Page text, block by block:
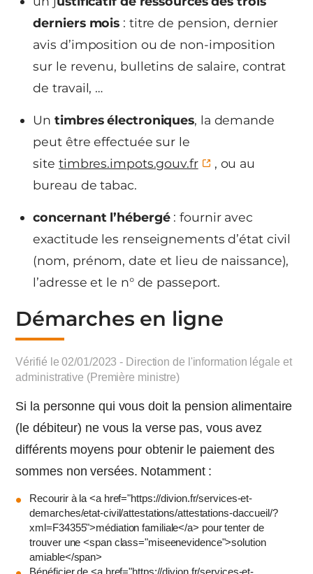
derniers mois : titre de pension, dernier
avis d’imposition ou de non-imposition
sur le revenu, bulletins de salaire, contrat
de travail, …
Untimbres électroniques, la demande
peut être effectuée sur le
site timbres.impots.gouv.fr
, ou au
bureau de tabac.
concernant l’hébergé : fournir avec
exactitude les renseignements d’état civil
(nom, prénom, date et lieu de naissance),
l’adresse et le n° de passeport.
Démarches en ligne
Vérifié le 02/01/2023 - Direction de l'information légale et
administrative (Première ministre)
Si la personne qui vous doit la pension alimentaire
(le débiteur) ne vous la verse pas, vous avez
différents moyens pour obtenir le paiement des
sommes non versées. Notamment :
Recourir à la <a href="https://divion.fr/services-et-
demarches/etat-civil/attestations/attestations-daccueil/?
xml=F34355">médiation familiale</a> pour tenter de
trouver une <span class="miseenevidence">solution
amiable</span>